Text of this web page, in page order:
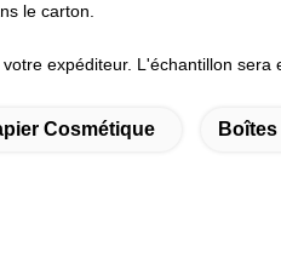
le carton.
expéditeur. L'échantillon sera
Cosmétique